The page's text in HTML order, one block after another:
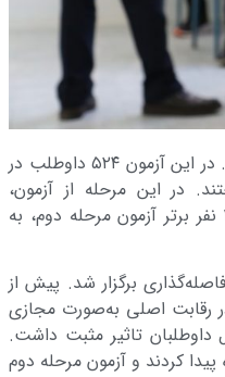
۵ شنبه ۱۸ شهریور ماه ۱۴۰۰، دومین مرحله از دوازدهمین المپیاد دانش‌آموزی برگزار شد. در این آزمون ۵۲۴ داوطلب در
در این مرحله از آزمون،
شرکت‌کنندگان در ۱۲۰ دقیقه، به ٢٠ سوال تستی و ۶ سوال تشریحی پاسخ دادند. ۳۰ نفر برتر آزمون مرحله دوم، به
برگزار شد. پیش از
رقابت اصلی به‌صورت مجازی
۵ درصد در نتایج مرحله اول داوطلبان تاثیر مثبت داشت.
دوم راه پیدا کردند و آزمون مرحله دوم